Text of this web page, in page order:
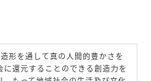
造形を通して真の人間的豊かさを
に還元することのできる創造力を